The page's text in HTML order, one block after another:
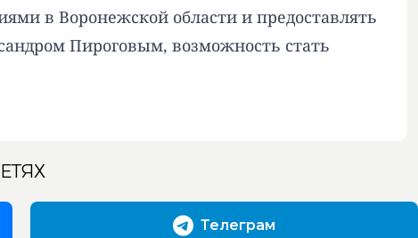
в Воронежской области и предоставлять
Пироговым, возможность стать
Телеграм